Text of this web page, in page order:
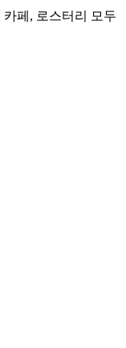
페, 로스터리 모두